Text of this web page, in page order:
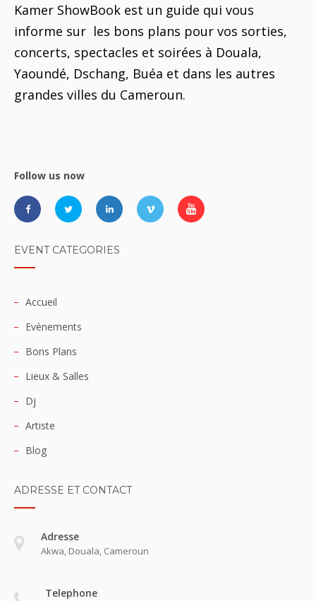
Kamer ShowBook est un guide qui vous
informe sur les bons plans pour vos sorties,
concerts, spectacles et soirées à Douala,
Yaoundé, Dschang, Buéa et dans les autres
grandes villes du Cameroun.
Follow us now
EVENT CATEGORIES
Accueil
Evènements
Bons Plans
Lieux & Salles
Dj
Artiste
Blog
ADRESSE ET CONTACT
Adresse
Akwa, Douala, Cameroun
Telephone